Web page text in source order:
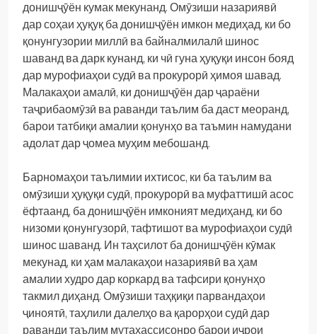
донишҷӯён кумак мекунанд. Омӯзиши назариявӣ
дар соҳаи ҳуқуқ ба донишҷӯён имкон медиҳад, ки бо
қонунгузории миллӣ ва байналмилалӣ шинос
шаванд ва дарк кунанд, ки чӣ гуна ҳуқуқи инсон бояд
дар мурофиаҳои судӣ ва прокурорӣ ҳимоя шавад.
Малакаҳои амалӣ, ки донишҷӯён дар ҷараёни
таҷрибаомӯзӣ ва раванди таълим ба даст меоранд,
барои татбиқи амалии қонунҳо ва таъмин намудани
адолат дар ҷомеа муҳим мебошанд.
Барномаҳои таълимии ихтисос, ки ба таълим ва
омӯзиши ҳуқуқи судӣ, прокурорӣ ва муфаттишӣ асос
ёфтаанд, ба донишҷӯён имконият медиҳанд, ки бо
низоми қонунгузорӣ, тафтишот ва мурофиаҳои судӣ
шинос шаванд. Ин таҳсилот ба донишҷӯён кӯмак
мекунад, ки ҳам малакаҳои назариявӣ ва ҳам
амалии худро дар коркард ва тафсири қонунҳо
такмил диҳанд. Омӯзиши таҳқиқи парвандаҳои
ҷиноятӣ, таҳлили далелҳо ва қарорҳои судӣ дар
раванди таълим мутахассисонро барои иҷрои